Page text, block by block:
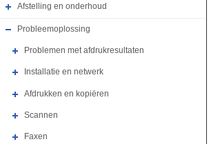
Afstelling en onderhoud
Probleemoplossing
Problemen met afdrukresultaten
Installatie en netwerk
Afdrukken en kopiëren
Scannen
Faxen